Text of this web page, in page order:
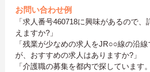
お問い合わせ例
「求人番号460718に興味があるので、
えますか?」
「残業が少なめの求人をJR○○線の沿
が、おすすめの求人はありますか?」
「介護職の募集を都内で探しています